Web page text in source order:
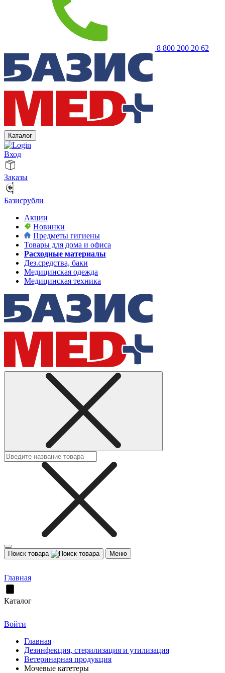
8 800 200 20 62
Каталог
Вход
Заказы
Базисрубли
Акции
Новинки
Предметы гигиены
Товары для дома и офиса
Расходные материалы
Дез.средства, баки
Медицинская одежда
Медицинская техника
Поиск товара Меню
Главная
Каталог
Войти
Главная
Дезинфекция, стерилизация и утилизация
Ветеринарная продукция
Мочевые катетеры